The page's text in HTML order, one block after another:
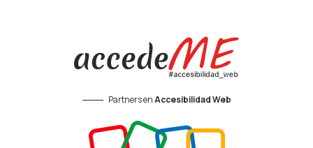
Partners enAccesibilidad Web